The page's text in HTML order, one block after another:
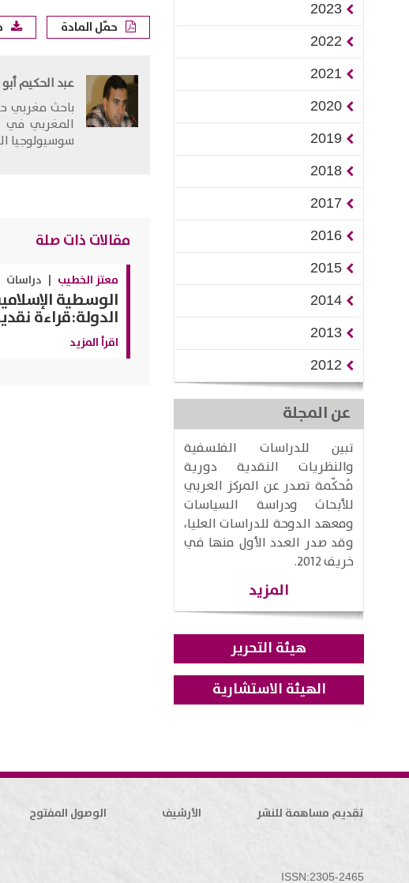
حمّل المادة
عبد الحكيم أبو
​باحث مغربي
المغربي في
سوسيولوجيا
مقالات ذات صلة
​معتز الخطيب | دراسات
الوسطية
الدولة:قراءة
اقرأ المزيد
2023
2022
2021
2020
2019
2018
2017
2016
2015
2014
2013
2012
عن المجلة
تبين للدراسات الفلسفية
والنظريات النقدية دورية
مُحكّمة تصدر عن المركز العربي
للأبحاث ودراسة السياسات
ومعهد الدوحة للدراسات العليا،
وقد صدر العدد الأول منها في
خريف 2012.
المزيد
هيئة التحرير
الهيئة الاستشارية
تقديم مساهمة للنشر الأرشيف الوصول المفتوح
ISSN:2305-2465